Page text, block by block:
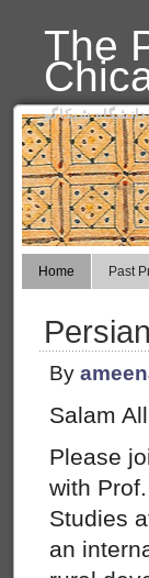
The
شیکاگو
Home Past
By
Salam
Please
with
Studies
an